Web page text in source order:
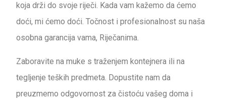
koja drži do svoje riječi. Kada vam kažemo da ćemo
doći, mi ćemo doći. Točnost i profesionalnost su naša
osobna garancija vama, Riječanima.
Zaboravite na muke s traženjem kontejnera ili na
tegljenje teških predmeta. Dopustite nam da
preuzmemo odgovornost za čistoću vašeg doma i